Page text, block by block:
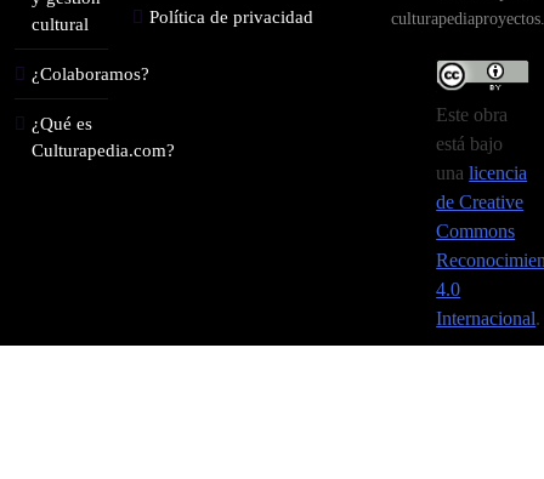
cultural
¿Colaboramos?
¿Qué es
Culturapedia.com?
Política de privacidad
Este obra
está bajo
unalicencia
de Creative
Commons
4.0
Internacional.